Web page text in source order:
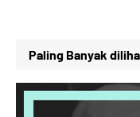
Paling Banyak